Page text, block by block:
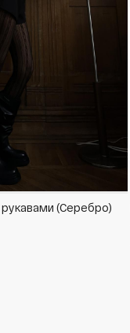
(Серебро)